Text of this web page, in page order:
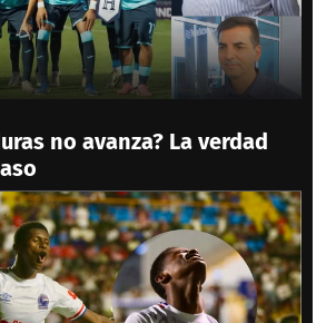
no avanza? La verdad